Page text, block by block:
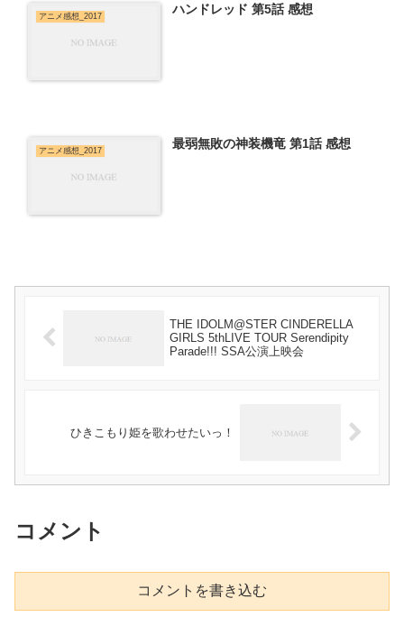
アニメ感想_2017 ハンドレッド 第5話 感想
アニメ感想_2017 最弱無敗の神装機竜 第1話 感想
THE IDOLM@STER CINDERELLA
GIRLS 5thLIVE TOUR Serendipity
Parade!!! SSA公演上映会
ひきこもり姫を歌わせたいっ！
コメント
コメントを書き込む